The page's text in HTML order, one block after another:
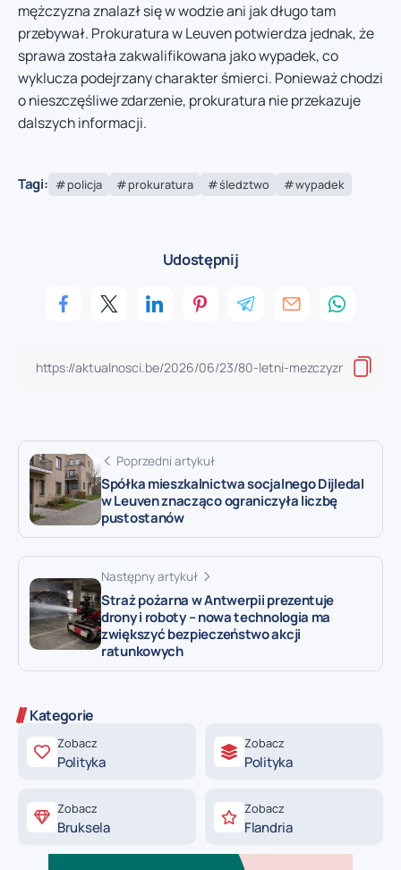
mężczyzna znalazł się w wodzie ani jak długo tam
przebywał. Prokuratura w Leuven potwierdza jednak, że
sprawa została zakwalifikowana jako wypadek, co
wyklucza podejrzany charakter śmierci. Ponieważ chodzi
o nieszczęśliwe zdarzenie, prokuratura nie przekazuje
dalszych informacji.
Tagi: policja prokuratura śledztwo wypadek
Udostępnij
Poprzedni artykuł
Spółka mieszkalnictwa socjalnego Dijledal
w Leuven znacząco ograniczyła liczbę
pustostanów
Następny artykuł
Straż pożarna w Antwerpii prezentuje
drony i roboty – nowa technologia ma
zwiększyć bezpieczeństwo akcji
ratunkowych
Kategorie
Zobacz
Polityka
Zobacz
Polityka
Zobacz
Bruksela
Zobacz
Flandria